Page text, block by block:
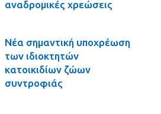
αναδρομικές χρεώσεις
Νέα σημαντική υποχρέωση
των ιδιοκτητών
κατοικιδίων ζώων
συντροφιάς